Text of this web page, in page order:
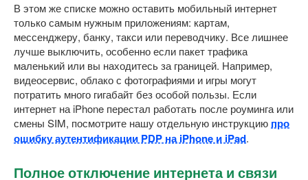
В этом же списке можно оставить мобильный интернет
только самым нужным приложениям: картам,
мессенджеру, банку, такси или переводчику. Все лишнее
лучше выключить, особенно если пакет трафика
маленький или вы находитесь за границей. Например,
видеосервис, облако с фотографиями и игры могут
потратить много гигабайт без особой пользы. Если
интернет на iPhone перестал работать после роуминга или
смены SIM, посмотрите нашу отдельную инструкцию про
ошибку аутентификации PDP на iPhone и iPad.
Полное отключение интернета и связи